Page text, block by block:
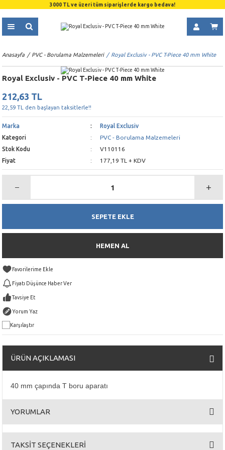
3000 TL ve üzeri tüm siparişlerde kargo bedava!
Anasayfa PVC - Borulama Malzemeleri Royal Exclusiv - PVC T-Piece 40 mm White
Royal Exclusiv - PVC T-Piece 40 mm White
212,63 TL
22,59 TL den başlayan taksitlerle!!
Marka
Royal Exclusiv
Kategori
PVC - Borulama Malzemeleri
Stok Kodu
V110116
Fiyat
177,19 TL + KDV
SEPETE EKLE
HEMEN AL
Fiyatı Düşünce Haber Ver
Tavsiye Et
Yorum Yaz
Karşılaştır
ÜRÜN AÇIKLAMASI
40 mm çapında T boru aparatı
YORUMLAR
TAKSİT SEÇENEKLERİ